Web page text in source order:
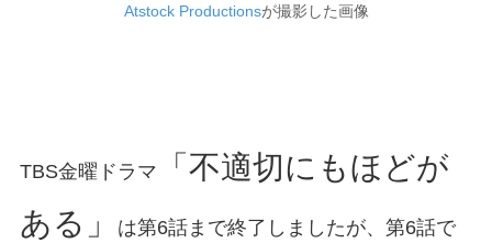
Atstock Productionsが撮影した画像
TBS金曜ドラマ
「不適切にもほどが
ある」
は第6話まで終了しましたが、第6話で